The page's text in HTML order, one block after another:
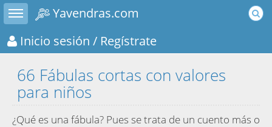
Toggle sidebar
Yavendras.com
Inicio sesión / Regístrate
66 Fábulas cortas con valores
para niños
¿Qué es una fábula? Pues se trata de un cuento más o